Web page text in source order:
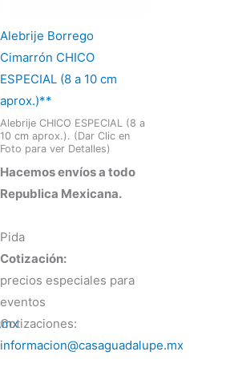
Alebrije Borrego
Cimarrón CHICO
ESPECIAL (8 a 10 cm
aprox.)**
Alebrije CHICO ESPECIAL (8 a
10 cm aprox.). (Dar Clic en
Foto para ver Detalles)
Hacemos envíos a todo
Republica Mexicana.
Pida
Cotización:
precios especiales para
eventos
Cotizaciones:
informacion@casaguadalupe.mx